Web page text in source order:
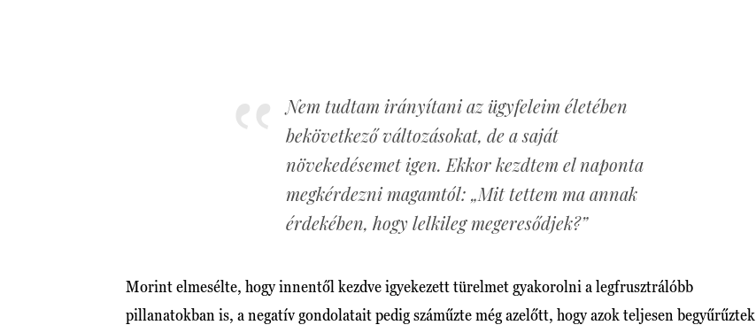
Nem tudtam irányítani az ügyfeleim életében
bekövetkező változásokat, de a saját
növekedésemet igen. Ekkor kezdtem el naponta
megkérdezni magamtól: „Mit tettem ma annak
érdekében, hogy lelkileg megeresődjek?”
Morint elmesélte, hogy innentől kezdve igyekezett türelmet gyakorolni a legfrusztrálóbb
pillanatokban is, a negatív gondolatait pedig száműzte még azelőtt, hogy azok teljesen begyűrűztek